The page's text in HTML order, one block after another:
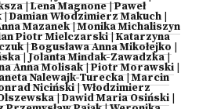
|Lena Magnone|Paweł
|Damian Włodzimierz Makuch
Mazanek|Monika Michaliszyn
Piotr Mielczarski|Katarzyna
|Bogusława Anna Mikołejko
| Jolanta Mindak-Zawadzka|
Anna Molisak|Piotr Morawski
Nalewajk-Turecka|Marcin
Niciński|Włodzimierz
|Dawid Maria Osiński